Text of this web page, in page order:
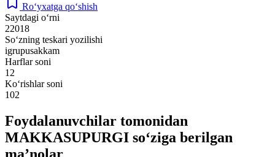
Ro‘yxatga qo‘shish
Saytdagi o‘rni
22018
So‘zning teskari yozilishi
igrupusakkam
Harflar soni
12
Ko‘rishlar soni
102
Foydalanuvchilar tomonidan
MAKKASUPURGI so‘ziga berilgan
ma’nolar